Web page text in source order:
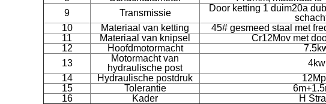
9
Transmissie
Door ketting 1 duim20a
10
Materiaal van ketting
45# gesmeed staal met
11
Materiaal van knipsel
Cr12Mov met
12
Hoofdmotormacht
13
Motormacht van
hydraulische post
4kw
14
Hydraulische postdruk
15
Tolerantie
16
Kader H